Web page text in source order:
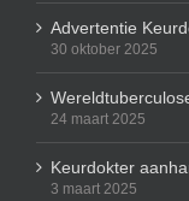
Advertentie
30 oktober 2025
24 maart 2025
Keurdokter
3 maart 2025